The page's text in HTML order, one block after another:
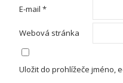
E-mail*
Webová stránka
Uložit do prohlížeče jméno,